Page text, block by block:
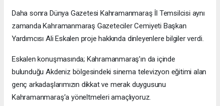
Daha sonra Dünya Gazetesi Kahramanmaraş İl Temsilcisi aynı
zamanda Kahramanmaraş Gazeteciler Cemiyeti Başkan
Yardımcısı Ali Eskalen proje hakkında dinleyenlere bilgiler verdi.
Eskalen konuşmasında; Kahramanmaraş’ın da içinde
bulunduğu Akdeniz bölgesindeki sinema televizyon eğitimi alan
genç arkadaşlarımızın dikkat ve merak duygusunu
Kahramanmaraş’a yöneltmeleri amaçlıyoruz.